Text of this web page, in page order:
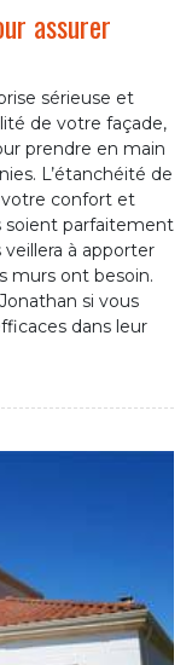
assurer
sérieuse et
de votre façade,
prendre en main
L’étanchéité de
confort et
parfaitement
veillera à apporter
murs ont besoin.
si vous
dans leur